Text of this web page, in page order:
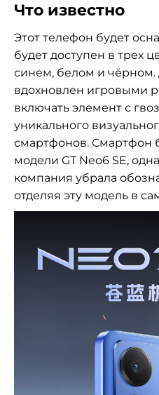
Что известно
Этот телефон будет
будет доступен в трех
синем, белом и чёрном.
вдохновлен игровыми
включать элемент с
уникального
смартфонов. Смартфон
модели GT Neo6 SE,
компания убрала
отделяя эту модель в